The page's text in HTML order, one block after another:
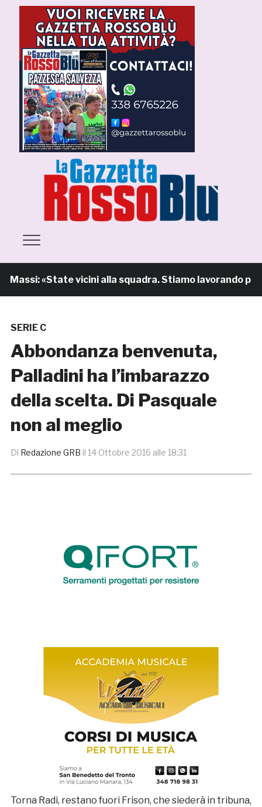
«State vicini alla squadra. Stiamo lavorando per
SERIE C
Abbondanza benvenuta,
Palladini ha l’imbarazzo
della scelta. Di Pasquale
non al meglio
Di Redazione GRB il 14 Ottobre 2016 alle 18:31
Torna Radi, restano fuori Frison, che siederà in tribuna,